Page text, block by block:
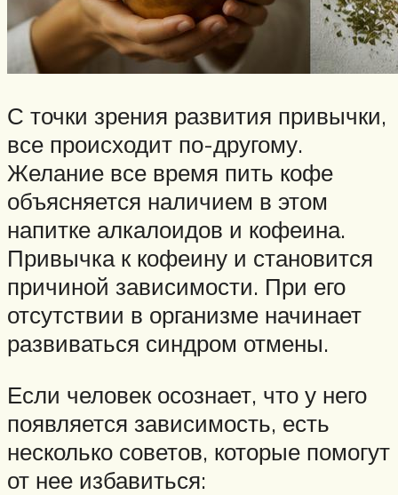
С точки зрения развития привычки,
все происходит по-другому.
Желание все время пить кофе
объясняется наличием в этом
напитке алкалоидов и кофеина.
Привычка к кофеину и становится
причиной зависимости. При его
отсутствии в организме начинает
развиваться синдром отмены.
Если человек осознает, что у него
появляется зависимость, есть
несколько советов, которые помогут
от нее избавиться: